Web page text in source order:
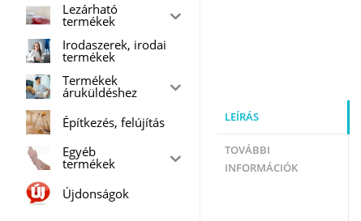
LEÍRÁS
TOVÁBBI
INFORMÁCIÓK
Lezárható
termékek
Irodaszerek, irodai
termékek
Termékek
áruküldéshez
Építkezés, felújítás
Egyéb
termékek
Újdonságok